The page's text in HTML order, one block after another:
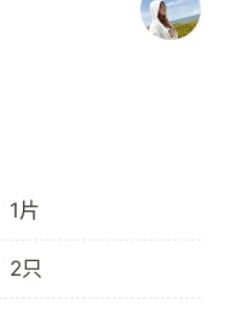
1片
2只